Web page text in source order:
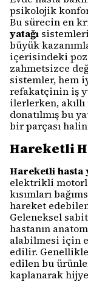
psikolojik
Bu sürecin en
yatağı
büyük
içerisindeki
zahmetsizce
sistemler, hem
refakatçinin iş
ilerlerken,
donatılmış bu
bir parçası
Hareketli
Hareketli hasta
elektrikli
kısımları
hareket
Geleneksel
hastanın
alabilmesi için
edilir.
edilen bu
kaplanarak